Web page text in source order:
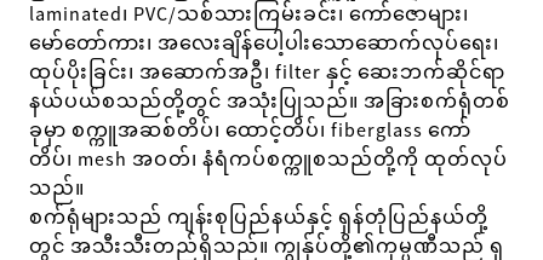
laminated၊ PVC/သစ်သားကြမ်းခင်း၊ ကော်ဇောများ၊
မော်တော်ကား၊ အလေးချိန်ပေါ့ပါးသောဆောက်လုပ်ရေး၊
ထုပ်ပိုးခြင်း၊ အဆောက်အဦ၊ filter နှင့် ဆေးဘက်ဆိုင်ရာ
နယ်ပယ်စသည်တို့တွင် အသုံးပြုသည်။ အခြားစက်ရုံတစ်
ခုမှာ စက္ကူအဆစ်တိပ်၊ ထောင့်တိပ်၊ fiberglass ကော်
တိပ်၊ mesh အဝတ်၊ နံရံကပ်စက္ကူစသည်တို့ကို ထုတ်လုပ်
သည်။
စက်ရုံများသည် ကျန်းစုပြည်နယ်နှင့် ရှန်တုံပြည်နယ်တို့
တွင် အသီးသီးတည်ရှိသည်။ ကျွန်ုပ်တို့၏ကုမ္ပဏီသည် ရှ